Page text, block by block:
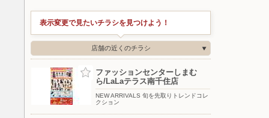
表示変更で見たいチラシを見つけよう！
店舗の近くのチラシ
ファッションセンターしまむ
ら/LaLaテラス南千住店
NEW ARRIVALS 旬を先取りトレンドコレ
クション